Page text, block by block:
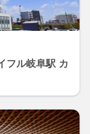
フル岐阜駅 カ